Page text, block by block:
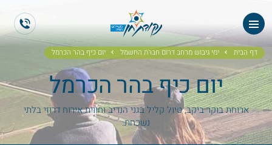
דף הבית ימי גיבוש מרחב דרום חברת החשמל יום כיף בהר הכרמל
יום כיף בהר הכרמל
ארוחת בוקר ביקב, טיול קליל בגני הנדיב וחווית אירוח דרוזי בלתי
נשכחת.
EN
ES